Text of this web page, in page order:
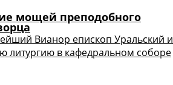
мощей преподобного
Вианор епископ Уральский и
литургию в кафедральном соборе